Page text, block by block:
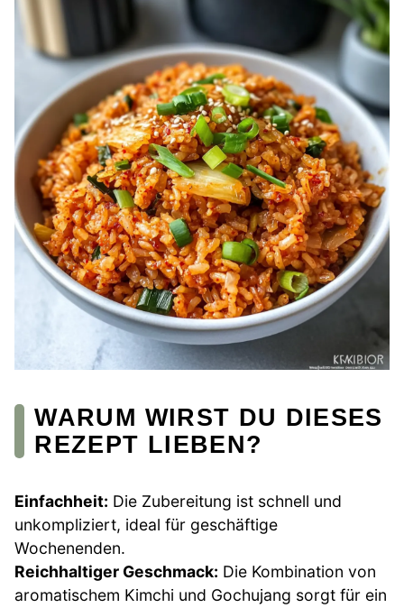
WARUM WIRST DU DIESES
REZEPT LIEBEN?
Einfachheit: Die Zubereitung ist schnell und
unkompliziert, ideal für geschäftige
Wochenenden.
Reichhaltiger Geschmack: Die Kombination von
aromatischem Kimchi und Gochujang sorgt für ein